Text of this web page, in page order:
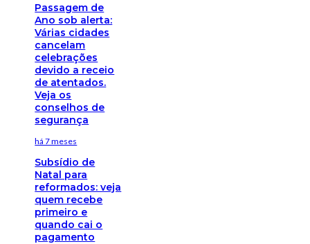
Passagem de
Ano sob alerta:
Várias cidades
cancelam
celebrações
devido a receio
de atentados.
Veja os
conselhos de
segurança
há 7 meses
Subsídio de
Natal para
reformados: veja
quem recebe
primeiro e
quando cai o
pagamento